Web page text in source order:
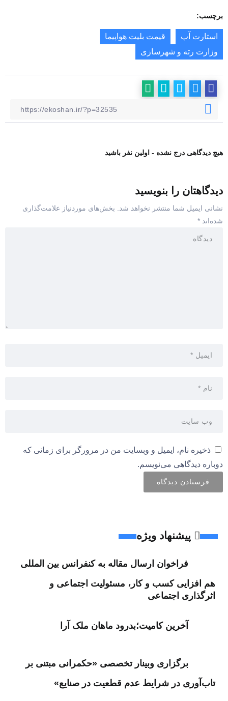
برچسب:
استارت آپ
قیمت بلیت هواپیما
وزارت رته و شهرسازی
هیچ دیدگاهی درج نشده - اولین نفر باشید
دیدگاهتان را بنویسید
نشانی ایمیل شما منتشر نخواهد شد.
بخش‌های موردنیاز علامت‌گذاری
شده‌اند *
ذخیره نام، ایمیل و وبسایت من در مرورگر برای زمانی که
دوباره دیدگاهی می‌نویسم.
پیشنهاد ویژه
فراخوان ارسال مقاله به کنفرانس بین المللی
هم افزایی کسب و کار، مسئولیت اجتماعی و
اثرگذاری اجتماعی
آخرین کامیت؛بدرود ماهان ملک آرا
برگزاری وبینار تخصصی «حکمرانی مبتنی بر
تاب‌آوری در شرایط عدم قطعیت در صنایع»